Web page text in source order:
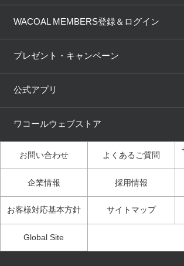
WACOAL Remamma Mens
Licensed Brands
3Dボディスキャン
商品回収
ニュース＆トピックス
ブラパン ワコー
大人の工場見学inベトナム
人間
学
ガイド（
3Dボディスキャン体験（マ
WACOAL MEMBERS登録＆ログイン
プレゼント・キャンペーン
公式アプリ
ワコールウェブストア
お問い合わせ よくあるご質問
企業情報 採用情報
お客様対応基本方針 サイトマップ
Global Site